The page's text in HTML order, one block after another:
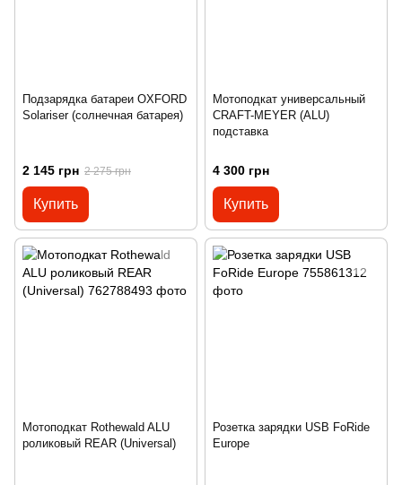
Подзарядка батареи OXFORD
Solariser (солнечная батарея)
2 145 грн 2 275 грн
Купить
Мотоподкат универсальный
CRAFT-MEYER (ALU)
подставка
4 300 грн
Купить
Мотоподкат Rothewald ALU
роликовый REAR (Universal)
Розетка зарядки USB FoRide
Europe